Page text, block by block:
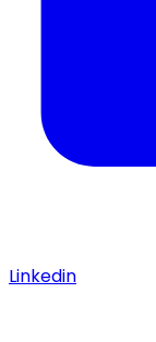
Linkedin